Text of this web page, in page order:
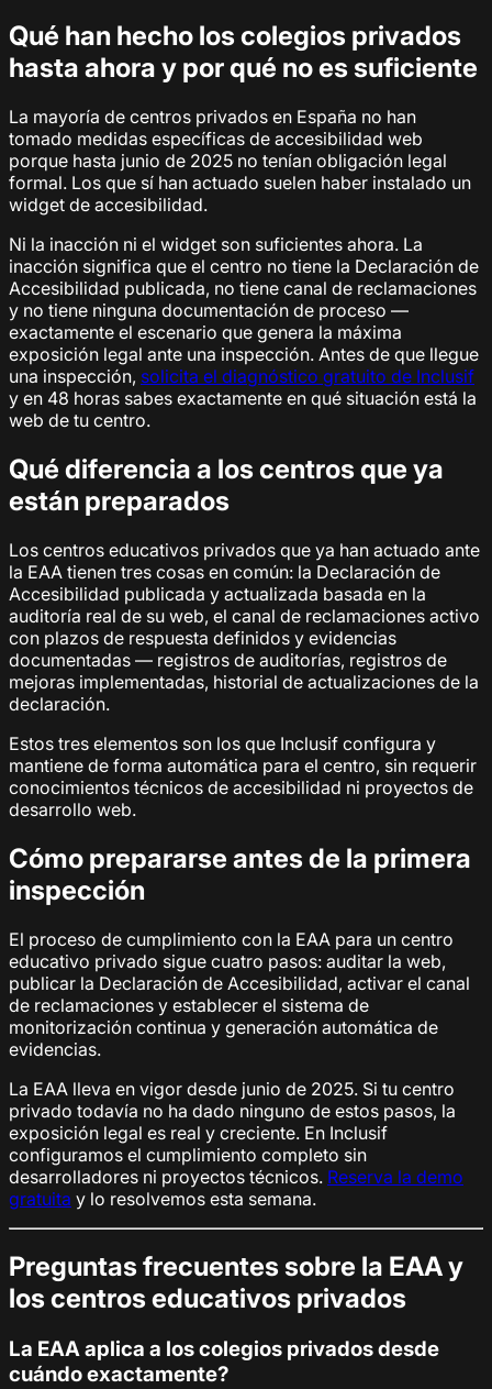
Qué han hecho los colegios privados
hasta ahora y por qué no es suficiente
La mayoría de centros privados en España no han
tomado medidas específicas de accesibilidad web
porque hasta junio de 2025 no tenían obligación legal
formal. Los que sí han actuado suelen haber instalado un
widget de accesibilidad.
Ni la inacción ni el widget son suficientes ahora. La
inacción significa que el centro no tiene la Declaración de
Accesibilidad publicada, no tiene canal de reclamaciones
y no tiene ninguna documentación de proceso —
exactamente el escenario que genera la máxima
exposición legal ante una inspección. Antes de que llegue
una inspección, solicita el diagnóstico gratuito de Inclusif
y en 48 horas sabes exactamente en qué situación está la
web de tu centro.
Qué diferencia a los centros que ya
están preparados
Los centros educativos privados que ya han actuado ante
la EAA tienen tres cosas en común: la Declaración de
Accesibilidad publicada y actualizada basada en la
auditoría real de su web, el canal de reclamaciones activo
con plazos de respuesta definidos y evidencias
documentadas — registros de auditorías, registros de
mejoras implementadas, historial de actualizaciones de la
declaración.
Estos tres elementos son los que Inclusif configura y
mantiene de forma automática para el centro, sin requerir
conocimientos técnicos de accesibilidad ni proyectos de
desarrollo web.
Cómo prepararse antes de la primera
inspección
El proceso de cumplimiento con la EAA para un centro
educativo privado sigue cuatro pasos: auditar la web,
publicar la Declaración de Accesibilidad, activar el canal
de reclamaciones y establecer el sistema de
monitorización continua y generación automática de
evidencias.
La EAA lleva en vigor desde junio de 2025. Si tu centro
privado todavía no ha dado ninguno de estos pasos, la
exposición legal es real y creciente. En Inclusif
configuramos el cumplimiento completo sin
desarrolladores ni proyectos técnicos. Reserva la demo
gratuita y lo resolvemos esta semana.
Preguntas frecuentes sobre la EAA y
los centros educativos privados
La EAA aplica a los colegios privados desde
cuándo exactamente?